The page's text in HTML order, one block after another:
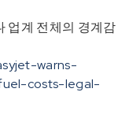
업계 전체의 경계감
warns-
costs-legal-